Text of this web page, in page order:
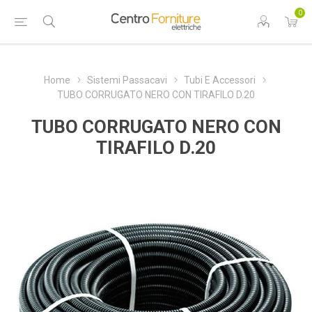
0
Home Sistemi Passacavi
Tubi E Accessori
TUBO CORRUGATO NERO CON TIRAFILO D.20
TUBO CORRUGATO NERO CON
TIRAFILO D.20